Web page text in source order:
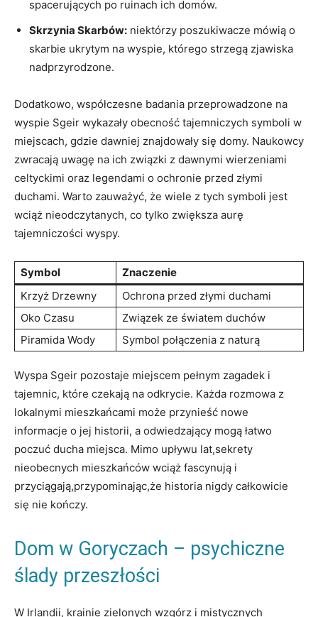
spacerujących po ruinach‌ ich domów.
Skrzynia Skarbów: niektórzy​ poszukiwacze ‍mówią o
skarbie ukrytym na wyspie, ‍którego strzegą zjawiska
⁣nadprzyrodzone.
Dodatkowo, współczesne⁣ badania⁣ przeprowadzone‍ na ​
wyspie Sgeir wykazały obecność ‌tajemniczych⁤ symboli w⁣
miejscach, gdzie dawniej ‍znajdowały ‍się domy. Naukowcy⁢
zwracają⁢ uwagę na ich związki z ⁣dawnymi wierzeniami
celtyckimi oraz legendami o ochronie przed złymi
duchami. Warto zauważyć, że wiele z tych ‌symboli jest⁢
wciąż nieodczytanych, co tylko zwiększa aurę⁢
tajemniczości wyspy.
Symbol
Znaczenie
Krzyż‍ Drzewny
Ochrona ‍przed ⁢złymi​ duchami
Oko Czasu
Związek ze światem duchów
Piramida Wody
Symbol połączenia z​ naturą
Wyspa Sgeir pozostaje miejscem pełnym‍ zagadek⁣ i
tajemnic, ‍które‍ czekają na odkrycie. Każda rozmowa z
lokalnymi mieszkańcami ⁣może⁣ przynieść nowe
informacje o jej historii,‍ a⁤ odwiedzający mogą łatwo
poczuć ducha miejsca. Mimo upływu lat,sekrety
‍nieobecnych mieszkańców wciąż fascynują i
przyciągają,przypominając,że historia⁤ nigdy ⁢całkowicie
się nie kończy.
Dom ⁣w ⁣Goryczach ⁢– psychiczne⁢
ślady przeszłości
W ⁣Irlandii,‌ krainie⁣ zielonych wzgórz i mistycznych⁣